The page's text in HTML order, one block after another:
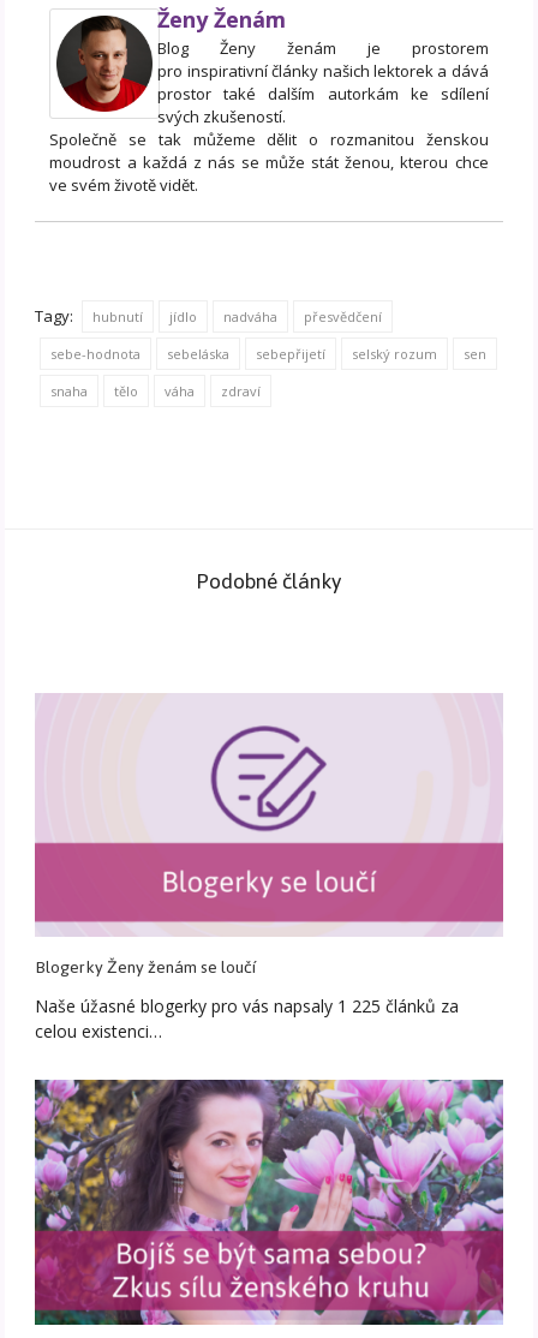
Ženy Ženám
Blog Ženy ženám je prostorem
pro inspirativní články našich lektorek a dává
prostor také dalším autorkám ke sdílení
svých zkušeností.
Společně se tak můžeme dělit o rozmanitou ženskou
moudrost a každá z nás se může stát ženou, kterou chce
ve svém životě vidět.
Tagy: hubnutí jídlo nadváha přesvědčení
sebe-hodnota sebeláska sebepřijetí selský rozum sen
snaha tělo váha zdraví
Podobné články
Blogerky Ženy ženám se loučí
Naše úžasné blogerky pro vás napsaly 1 225 článků za
celou existenci…